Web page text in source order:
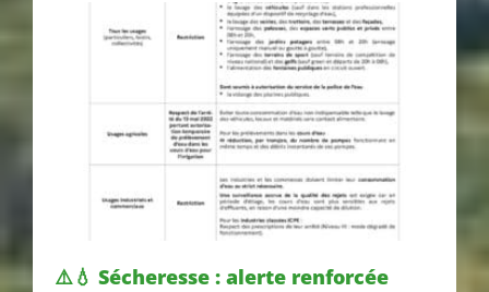
⚠️💧 Sécheresse : alerte renforcée